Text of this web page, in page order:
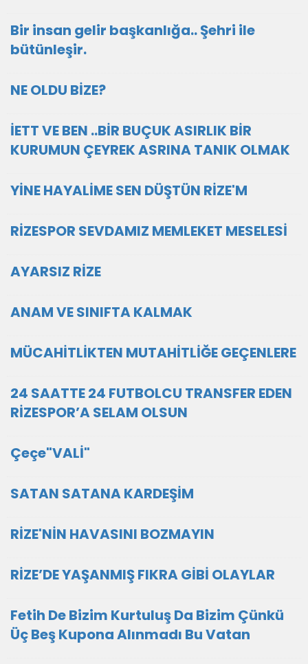
Bir insan gelir başkanlığa.. Şehri ile
bütünleşir.
NE OLDU BİZE?
İETT VE BEN ..BİR BUÇUK ASIRLIK BİR
KURUMUN ÇEYREK ASRINA TANIK OLMAK
YİNE HAYALİME SEN DÜŞTÜN RİZE'M
RİZESPOR SEVDAMIZ MEMLEKET MESELESİ
AYARSIZ RİZE
ANAM VE SINIFTA KALMAK
MÜCAHİTLİKTEN MUTAHİTLİĞE GEÇENLERE
24 SAATTE 24 FUTBOLCU TRANSFER EDEN
RİZESPOR’A SELAM OLSUN
Çeçe"VALİ"
SATAN SATANA KARDEŞİM
RİZE'NİN HAVASINI BOZMAYIN
RİZE’DE YAŞANMIŞ FIKRA GİBİ OLAYLAR
Fetih De Bizim Kurtuluş Da Bizim Çünkü
Üç Beş Kupona Alınmadı Bu Vatan